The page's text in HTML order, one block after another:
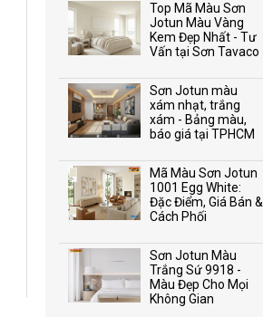
Top Mã Màu Sơn
Jotun Màu Vàng
Kem Đẹp Nhất - Tư
Vấn tại Sơn Tavaco
Sơn Jotun màu
xám nhạt, trắng
xám - Bảng màu,
báo giá tại TPHCM
Mã Màu Sơn Jotun
1001 Egg White:
Đặc Điểm, Giá Bán &
Cách Phối
Sơn Jotun Màu
Trắng Sứ 9918 -
Màu Đẹp Cho Mọi
Không Gian